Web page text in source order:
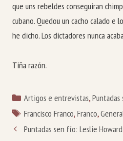
que uns rebeldes conseguiran
cubano. Quedou un cacho calado e
he dicho. Los dictadores nunca
Tiña razón.
Categorías
Artigos e entrevistas,
Etiquetas
Francisco Franco,Franco,
Puntadas sen fío: Leslie